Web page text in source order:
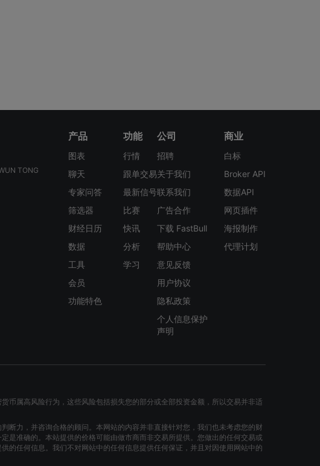
TONG
产品
图表
聊天
专家问答
筛选器
财经日历
数据
工具
会员
功能特色
功能
行情
跟单交易
最新信号
比赛
快讯
分析
学习
公司
招聘
关于我们
联系我们
广告合作
下载 FastBull
帮助中心
意见反馈
用户协议
隐私政策
个人信息保护
声明
商业
白标
Broker API
数据API
网页插件
海报制作
代理计划
币属高风险行为，这些风险包括损失您的部分或全部投资金额，所以交易并非适
断力，并咨询合格的顾问。本网站的内容并非直接针对您，我们也未考虑您的财
是准确的。本站提供的价格可能由做市商而非交易所提供。您做出的任何交易或
的任何信息。我们不对网站中的任何信息提供任何保证，并且对因使用网站中的